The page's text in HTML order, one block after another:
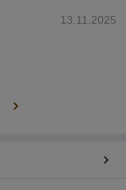
13.11.2025